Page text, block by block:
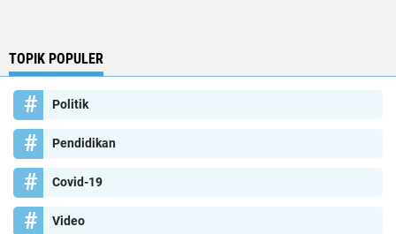
TOPIK POPULER
Politik
Pendidikan
Covid-19
Video